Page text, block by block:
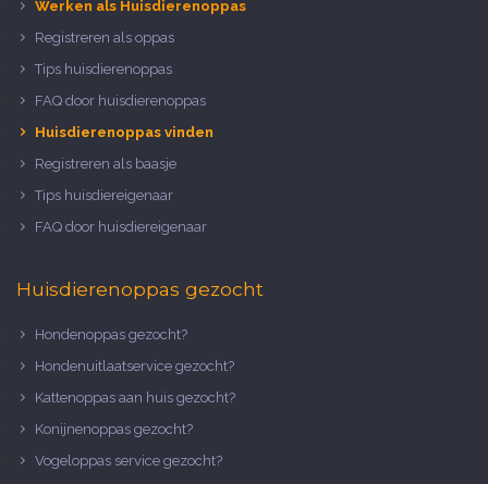
Werken als Huisdierenoppas
Registreren als oppas
Tips huisdierenoppas
FAQ door huisdierenoppas
Huisdierenoppas vinden
Registreren als baasje
Tips huisdiereigenaar
FAQ door huisdiereigenaar
Huisdierenoppas gezocht
Hondenoppas gezocht?
Hondenuitlaatservice gezocht?
Kattenoppas aan huis gezocht?
Konijnenoppas gezocht?
Vogeloppas service gezocht?